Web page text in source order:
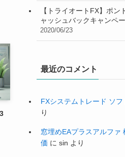
【トライオートFX】ポン
ャッシュバックキャンペ
2020/06/23
最近のコメント
FXシステムトレード ソフ
り
窓埋めEAプラスアルファ
価 に sin より